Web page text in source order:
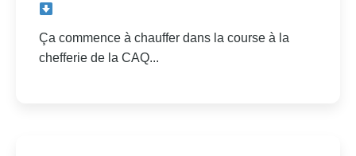
Ça commence à chauffer dans la course à la
chefferie de la CAQ...